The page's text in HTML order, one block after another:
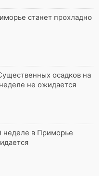
станет прохладно
осадков на
не ожидается
в Приморье